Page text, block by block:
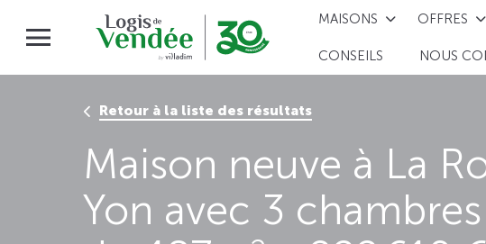
MAISONS OFFRES
CONSEILS NOUS
Retour à la liste des résultats
Maison neuve à La
Yon avec 3